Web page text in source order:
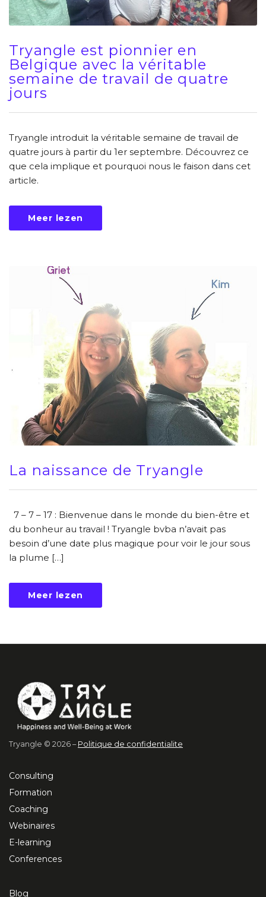
Tryangle est pionnier en
Belgique avec la véritable
semaine de travail de quatre
jours
Tryangle introduit la véritable semaine de travail de
quatre jours à partir du 1er septembre. Découvrez ce
que cela implique et pourquoi nous le faison dans cet
article.
Meer lezen
La naissance de Tryangle
7 – 7 – 17 : Bienvenue dans le monde du bien-être et
du bonheur au travail ! Tryangle bvba n’avait pas
besoin d’une date plus magique pour voir le jour sous
la plume […]
Meer lezen
Tryangle © 2026 – Politique de confidentialite
Consulting
Formation
Coaching
Webinaires
E-learning
Conferences
Blog